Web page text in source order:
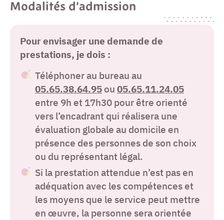
Modalités d’admission
Pour envisager une demande de
prestations, je dois :
Téléphoner au bureau au
05.65.38.64.95 ou 05.65.11.24.05
entre 9h et 17h30 pour être orienté
vers l’encadrant qui réalisera une
évaluation globale au domicile en
présence des personnes de son choix
ou du représentant légal.
Si la prestation attendue n’est pas en
adéquation avec les compétences et
les moyens que le service peut mettre
en œuvre, la personne sera orientée